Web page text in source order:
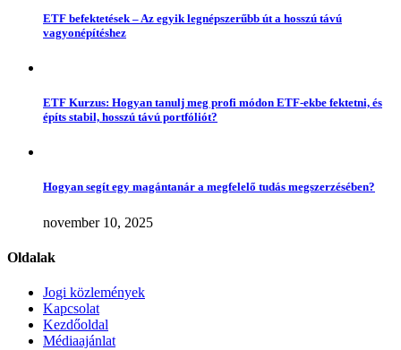
ETF befektetések – Az egyik legnépszerűbb út a hosszú távú
vagyonépítéshez
ETF Kurzus: Hogyan tanulj meg profi módon ETF-ekbe fektetni, és
építs stabil, hosszú távú portfóliót?
Hogyan segít egy magántanár a megfelelő tudás megszerzésében?
november 10, 2025
Oldalak
Jogi közlemények
Kapcsolat
Kezdőoldal
Médiaajánlat